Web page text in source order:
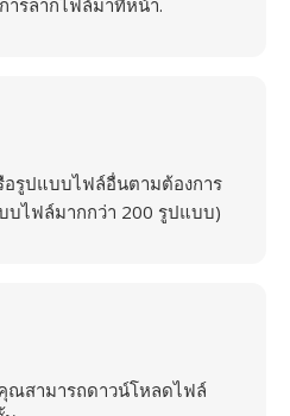
ารลากไฟล์มาที่หน้า.
รูปแบบไฟล์อื่นตามต้องการ
บไฟล์มากกว่า 200 รูปแบบ)
ณสามารถดาวน์โหลดไฟล์